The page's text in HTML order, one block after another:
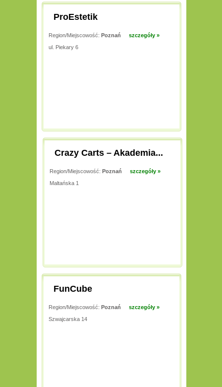
ProEstetik
szczegóły »
Region/Miejscowość: Poznań
ul. Piekary 6
Crazy Carts – Akademia...
szczegóły »
Region/Miejscowość: Poznań
Maltańska 1
FunCube
szczegóły »
Region/Miejscowość: Poznań
Szwajcarska 14